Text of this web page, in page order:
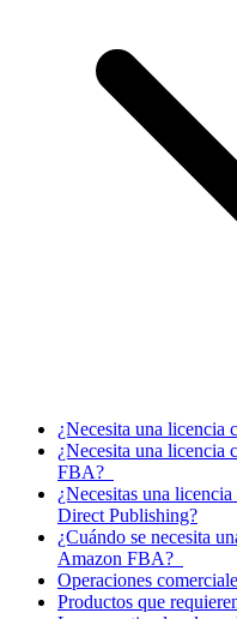
¿Necesita una licencia
¿Necesita una licencia
FBA?
¿Necesitas una
Direct Publishing?
¿Cuándo se necesita
Amazon FBA?
Operaciones
Productos que